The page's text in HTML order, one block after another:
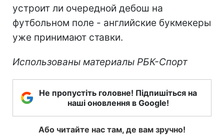
устроит ли очередной дебош на
футбольном поле - английские букмекеры
уже принимают ставки.
Использованы материалы РБК-Спорт
Не пропустіть головне! Підпишіться на
наші оновлення в Google!
Або читайте нас там, де вам зручно!